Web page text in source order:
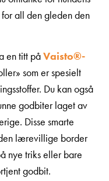
all den gleden den
en titt påVaisto®-
som er spesielt
Du kan også
godbiter laget av
Disse smarte
lærevillige border
nye triks eller bare
godbit.